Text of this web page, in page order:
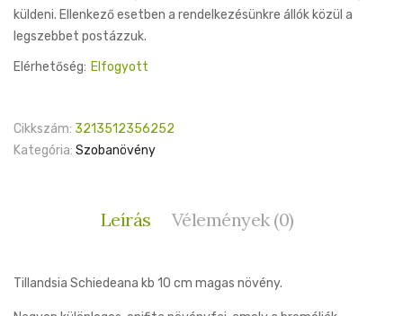
küldeni. Ellenkező esetben a rendelkezésünkre állók közül a
legszebbet postázzuk.
Elérhetőség: Elfogyott
Cikkszám: 3213512356252
Kategória: Szobanövény
Leírás Vélemények (0)
Tillandsia Schiedeana kb 10 cm magas növény.